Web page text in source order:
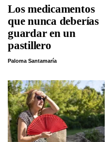
Los medicamentos
que nunca deberías
guardar en un
pastillero
Paloma Santamaría